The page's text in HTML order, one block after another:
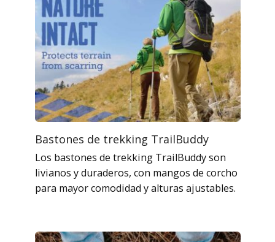
Bastones de trekking TrailBuddy
Los bastones de trekking TrailBuddy son
livianos y duraderos, con mangos de corcho
para mayor comodidad y alturas ajustables.